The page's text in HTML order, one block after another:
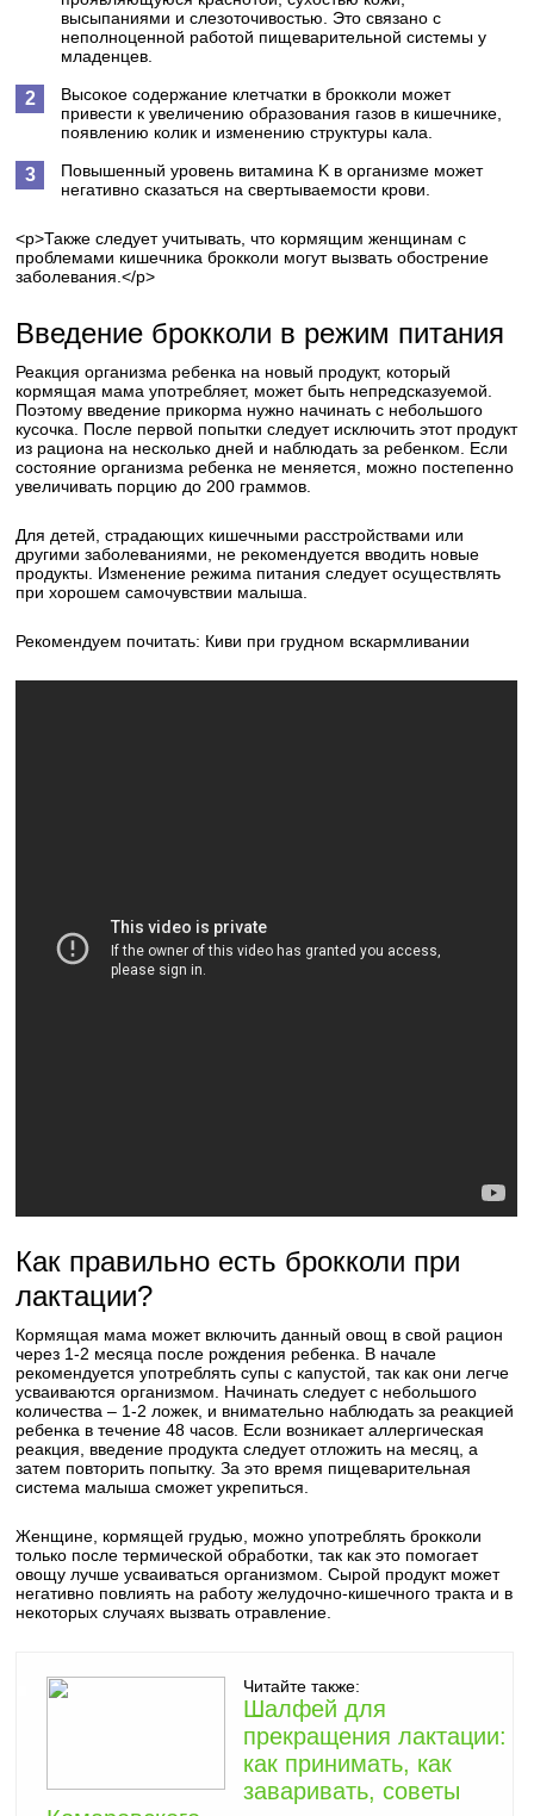
высыпаниями и слезоточивостью. Это связано с
неполноценной работой пищеварительной системы у
младенцев.
Высокое содержание клетчатки в брокколи может
привести к увеличению образования газов в кишечнике,
появлению колик и изменению структуры кала.
Повышенный уровень витамина K в организме может
негативно сказаться на свертываемости крови.
<р>Также следует учитывать, что кормящим женщинам с
проблемами кишечника брокколи могут вызвать обострение
заболевания.</р>
Введение брокколи в режим питания
Реакция организма ребенка на новый продукт, который
кормящая мама употребляет, может быть непредсказуемой.
Поэтому введение прикорма нужно начинать с небольшого
кусочка. После первой попытки следует исключить этот продукт
из рациона на несколько дней и наблюдать за ребенком. Если
состояние организма ребенка не меняется, можно постепенно
увеличивать порцию до 200 граммов.
Для детей, страдающих кишечными расстройствами или
другими заболеваниями, не рекомендуется вводить новые
продукты. Изменение режима питания следует осуществлять
при хорошем самочувствии малыша.
Рекомендуем почитать: Киви при грудном вскармливании
Как правильно есть брокколи при
лактации?
Кормящая мама может включить данный овощ в свой рацион
через 1-2 месяца после рождения ребенка. В начале
рекомендуется употреблять супы с капустой, так как они легче
усваиваются организмом. Начинать следует с небольшого
количества – 1-2 ложек, и внимательно наблюдать за реакцией
ребенка в течение 48 часов. Если возникает аллергическая
реакция, введение продукта следует отложить на месяц, а
затем повторить попытку. За это время пищеварительная
система малыша сможет укрепиться.
Женщине, кормящей грудью, можно употреблять брокколи
только после термической обработки, так как это помогает
овощу лучше усваиваться организмом. Сырой продукт может
негативно повлиять на работу желудочно-кишечного тракта и в
некоторых случаях вызвать отравление.
Читайте также:
Шалфей для
прекращения лактации:
как принимать, как
заваривать, советы